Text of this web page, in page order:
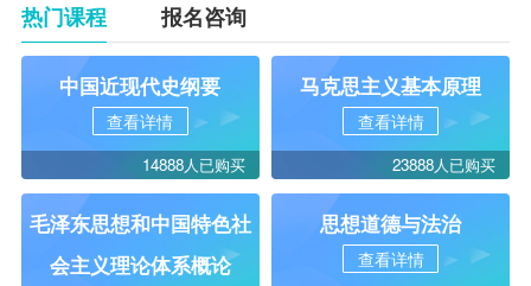
热门课程 报名咨询
中国近现代史纲要
查看详情
14888人已购买
马克思主义基本原理
查看详情
23888人已购买
毛泽东思想和中国特色社
会主义理论体系概论
思想道德与法治
查看详情